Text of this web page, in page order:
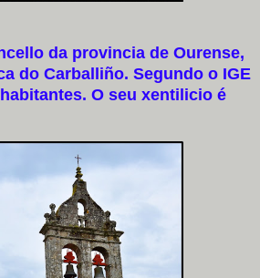
da provincia de Ourense,
do Carballiño. Segundo o IGE
O seu xentilicio é